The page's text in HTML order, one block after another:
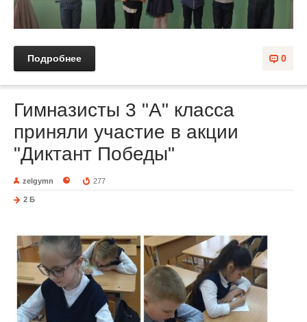
0
Подробнее
Гимназисты 3 "А" класса
приняли участие в акции
"Диктант Победы"
zelgymn 277
2 Б